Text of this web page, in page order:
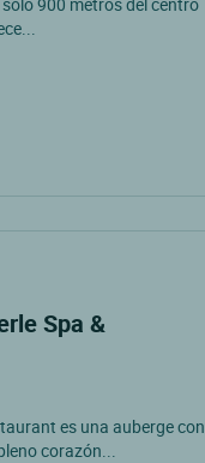
Spa &
es una auberge con
corazón...